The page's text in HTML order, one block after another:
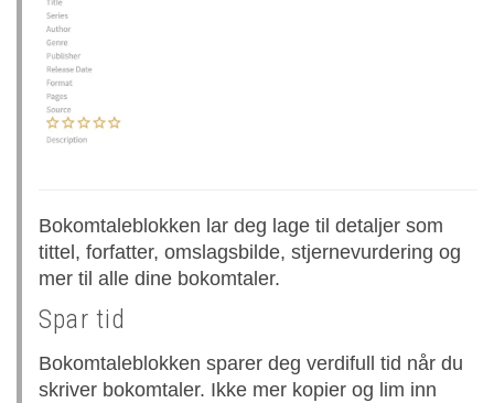
Bokomtaleblokken lar deg lage til detaljer som
tittel, forfatter, omslagsbilde, stjernevurdering og
mer til alle dine bokomtaler.
Spar tid
Bokomtaleblokken sparer deg verdifull tid når du
skriver bokomtaler. Ikke mer kopier og lim inn